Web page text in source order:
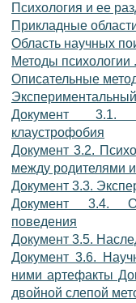
Психология и ее
Прикладные
Область научных
Методы психологии
Описательные
Документ 3.1.
клаустрофобия
Документ 3.2.
между родителями и
Документ 3.3.
Документ 3.4.
поведения
Документ 3.5.
Документ 3.6.
ними артефакты
двойной слепой